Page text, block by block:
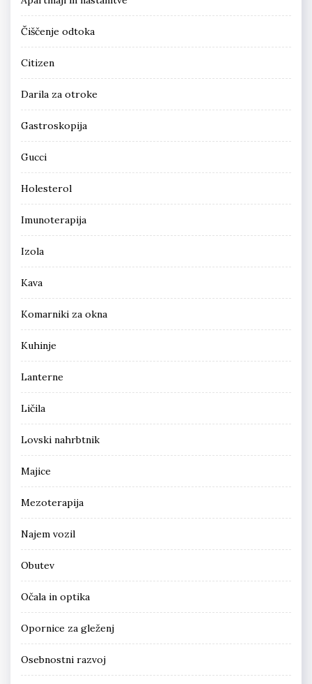
Čiščenje odtoka
Citizen
Darila za otroke
Gastroskopija
Gucci
Holesterol
Imunoterapija
Izola
Kava
Komarniki za okna
Kuhinje
Lanterne
Ličila
Lovski nahrbtnik
Majice
Mezoterapija
Najem vozil
Obutev
Očala in optika
Opornice za gleženj
Osebnostni razvoj